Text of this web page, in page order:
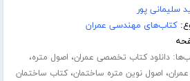
سلیمانی پور
کتاب‌های مهندسی عمران
دانلود کتاب تخصصی عمران، اصول متره،
، اصول نوین متره ساختمان،کتاب ساختمان